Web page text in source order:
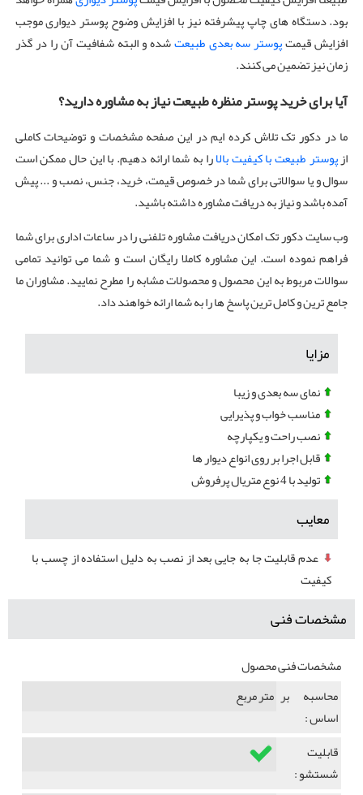
بود. دستگاه های چاپ پیشرفته نیز با افزایش وضوح پوستر دیواری موجب
افزایش قیمتپوستر سه بعدی طبیعتشده و البته شفافیت آن را در گذر
زمان نیز تضمین می کنند.
آیا برای خرید پوستر منظره طبیعت نیاز به مشاوره دارید؟
ما در دکور تک تلاش کرده ایم در این صفحه مشخصات و توضیحات کاملی
ازپوستر طبیعت با کیفیت بالارا به شما ارائه دهیم. با این حال ممکن است
سوال و یا سوالاتی برای شما در خصوص قیمت، خرید، جنس، نصب و ... پیش
آمده باشد و نیاز به دریافت مشاوره داشته باشید.
وب سایت دکور تک امکان دریافت مشاوره تلفنی را در ساعات اداری برای شما
فراهم نموده است. این مشاوره کاملا رایگان است و شما می توانید تمامی
سوالات مربوط به این محصول و محصولات مشابه را مطرح نمایید. مشاوران ما
جامع ترین و کامل ترین پاسخ ها را به شما ارائه خواهند داد.
مزایا
نمای سه بعدی و زیبا
مناسب خواب و پذیرایی
نصب راحت و یکپارچه
قابل اجرا بر روی انواع دیوار ها
تولید با 4 نوع متریال پرفروش
معایب
عدم قابلیت جا به جایی بعد از نصب به دلیل استفاده از چسب با
کیفیت
مشخصات فنی
مشخصات فنی محصول
محاسبه بر
اساس :
متر مربع
قابلیت
شستشو :